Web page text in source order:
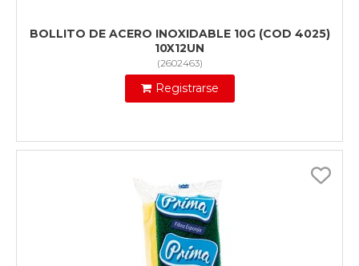
BOLLITO DE ACERO INOXIDABLE 10G (COD 4025)
10X12UN
(2602463)
Registrarse